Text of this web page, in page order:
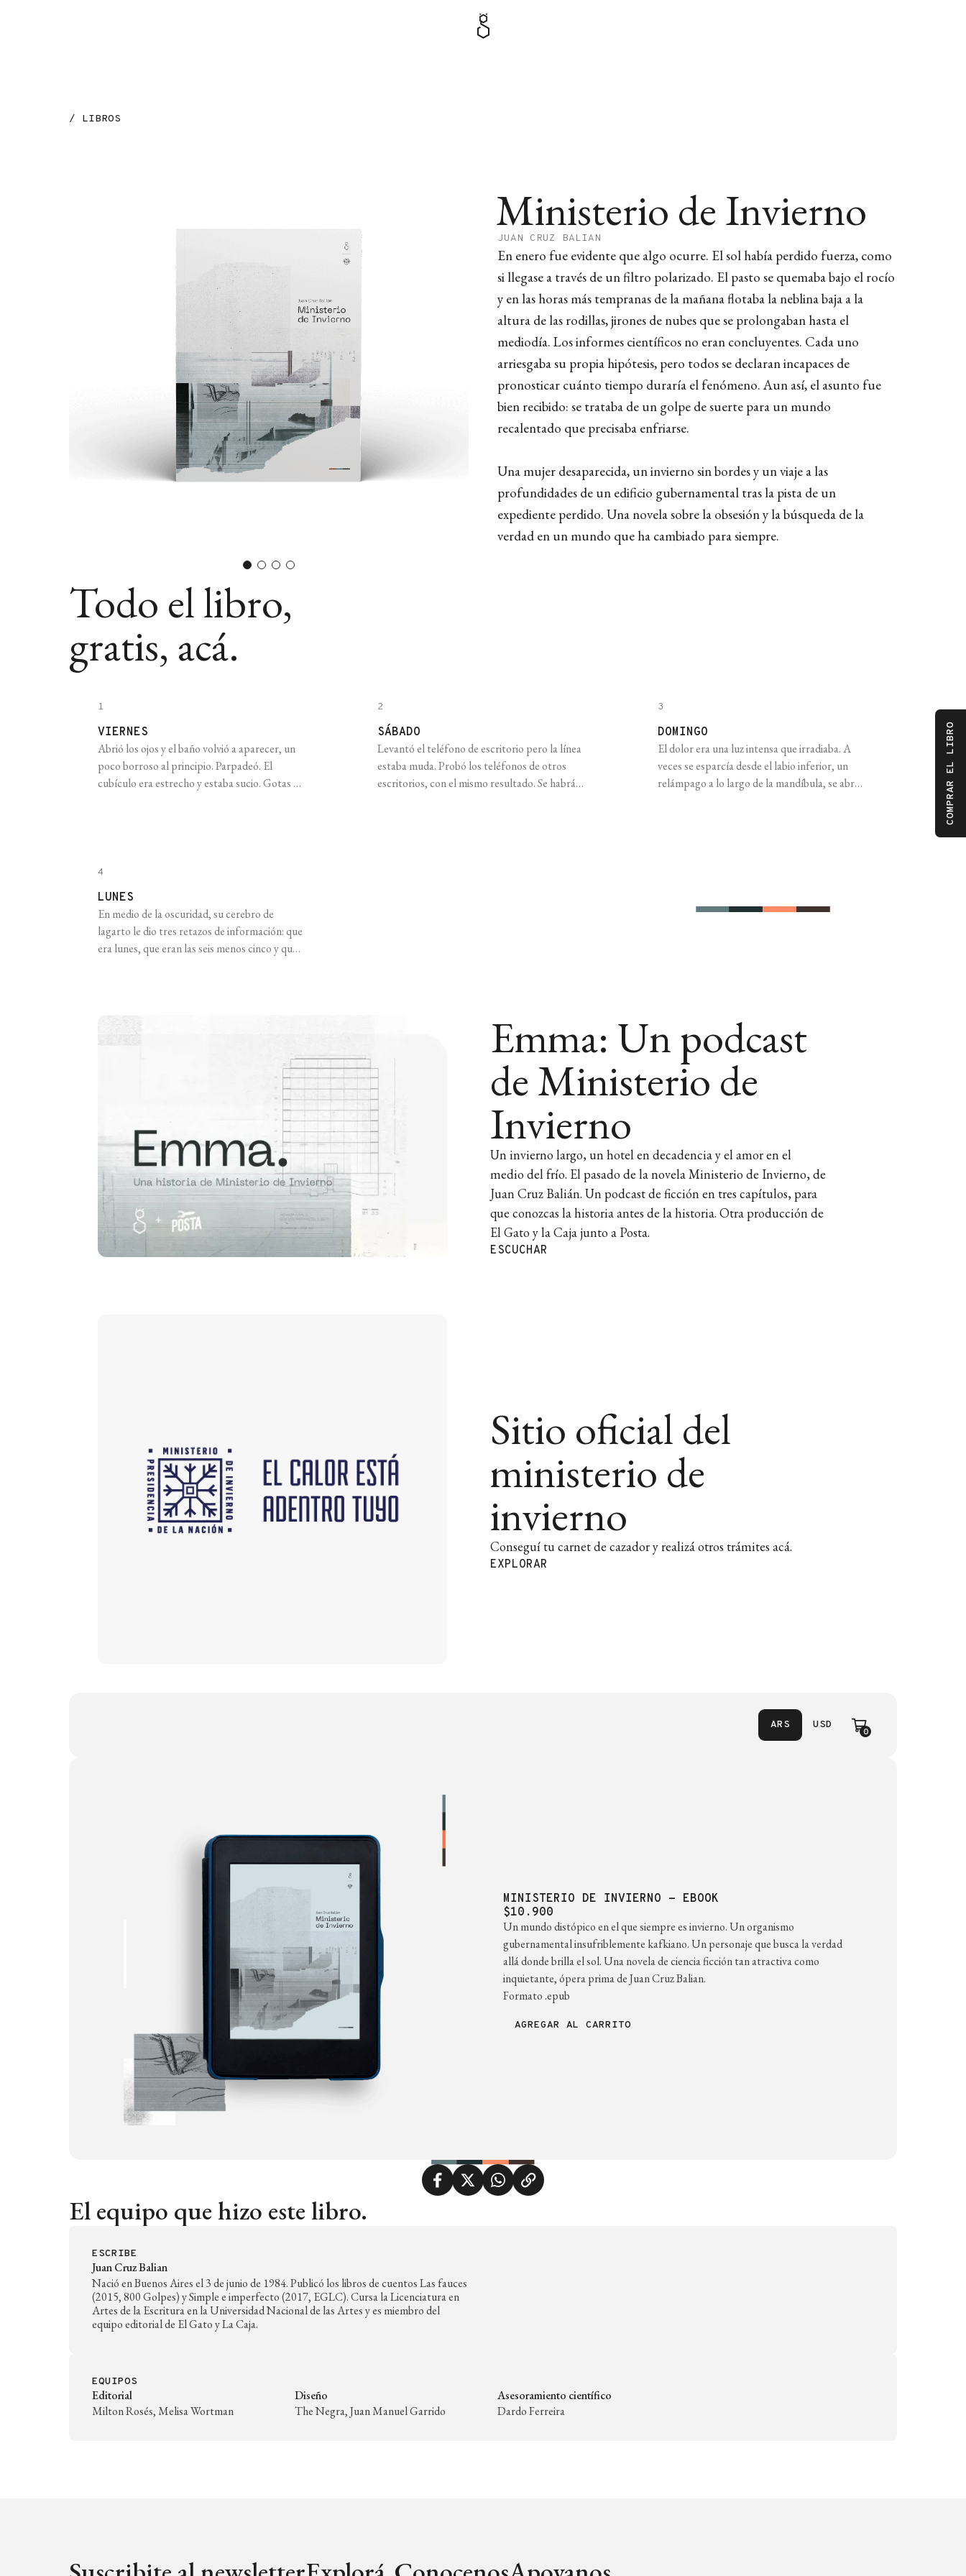
COMPRAR EL LIBRO
/ LIBROS
Ministerio de Invierno
JUAN CRUZ BALIAN
En enero fue evidente que algo ocurre. El sol había perdido fuerza, como
si llegase a través de un filtro polarizado. El pasto se quemaba bajo el rocío
y en las horas más tempranas de la mañana flotaba la neblina baja a la
altura de las rodillas, jirones de nubes que se prolongaban hasta el
mediodía. Los informes científicos no eran concluyentes. Cada uno
arriesgaba su propia hipótesis, pero todos se declaran incapaces de
pronosticar cuánto tiempo duraría el fenómeno. Aun así, el asunto fue
bien recibido: se trataba de un golpe de suerte para un mundo
recalentado que precisaba enfriarse.
Una mujer desaparecida, un invierno sin bordes y un viaje a las
profundidades de un edificio gubernamental tras la pista de un
expediente perdido. Una novela sobre la obsesión y la búsqueda de la
verdad en un mundo que ha cambiado para siempre.
Todo el libro,
gratis, acá.
1
VIERNES
Abrió los ojos y el baño volvió a aparecer, un
poco borroso al principio. Parpadeó. El
cubículo era estrecho y estaba sucio. Gotas en
2
SÁBADO
Levantó el teléfono de escritorio pero la línea
estaba muda. Probó los teléfonos de otros
escritorios, con el mismo resultado. Se habrán
3
DOMINGO
El dolor era una luz intensa que irradiaba. A
veces se esparcía desde el labio inferior, un
relámpago a lo largo de la mandíbula, se abría
4
LUNES
En medio de la oscuridad, su cerebro de
lagarto le dio tres retazos de información: que
era lunes, que eran las seis menos cinco y que
demasiado cerrada, demasiado húmeda.
¿Emilia? La [...]
Emma: Un podcast
de Ministerio de
Invierno
Un invierno largo, un hotel en decadencia y el amor en el
medio del frío. El pasado de la novela Ministerio de Invierno, de
Juan Cruz Balián. Un podcast de ficción en tres capítulos, para
que conozcas la historia antes de la historia. Otra producción de
El Gato y la Caja junto a Posta.
ESCUCHAR
Sitio oficial del
ministerio de
invierno
Conseguí tu carnet de cazador y realizá otros trámites acá.
EXPLORAR
ARS USD
0
MINISTERIO DE INVIERNO - EBOOK
$10.900
Un mundo distópico en el que siempre es invierno. Un organismo
gubernamental insufriblemente kafkiano. Un personaje que busca la verdad
allá donde brilla el sol. Una novela de ciencia ficción tan atractiva como
inquietante, ópera prima de Juan Cruz Balian.
Formato .epub
AGREGAR AL CARRITO
El equipo que hizo este libro.
ESCRIBE
Juan Cruz Balian
Nació en Buenos Aires el 3 de junio de 1984. Publicó los libros de cuentos Las fauces
(2015, 800 Golpes) y Simple e imperfecto (2017, EGLC). Cursa la Licenciatura en
Artes de la Escritura en la Universidad Nacional de las Artes y es miembro del
equipo editorial de El Gato y La Caja.
EQUIPOS
Editorial
Milton Rosés, Melisa Wortman
Diseño
The Negra, Juan Manuel Garrido
Asesoramiento científico
Dardo Ferreira